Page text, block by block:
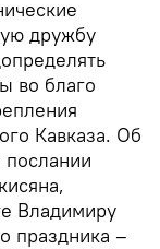
дружбу
во благо
Кавказа. Об
послании
Владимиру
праздника –